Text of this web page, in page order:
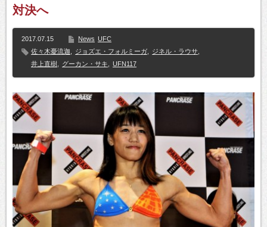
対決へ
2017.07.15 News UFC
佐々木憂流迦, ジョズエ・フォルミーガ, ジネル・ラウサ,
井上直樹, グーカン・サキ, UFN117